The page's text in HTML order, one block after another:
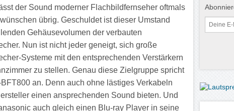
der Sound moderner Flachbildfernseher oftmals
übrig. Geschuldet ist dieser Umstand
Gehäusevolumen der verbauten
Nun ist nicht jeder geneigt, sich große
Systeme mit den entsprechenden Verstärkern
zu stellen. Genau diese Zielgruppe spricht
an. Denn auch ohne lästiges Verkabeln
einen ansprechenden Sound bieten. Und
auch gleich einen Blu-ray Player in seine